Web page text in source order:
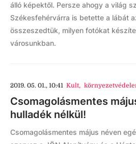
álló képektől. Persze ahogy a világ
Székesfehérvárra is betette a lábát
összeszedtük, milyen fotókat
városunkban.
2019. 05. 01., 10:41 Kult,
Csomagolásmentes
hulladék nélkül!
Csomagolásmentes május néven